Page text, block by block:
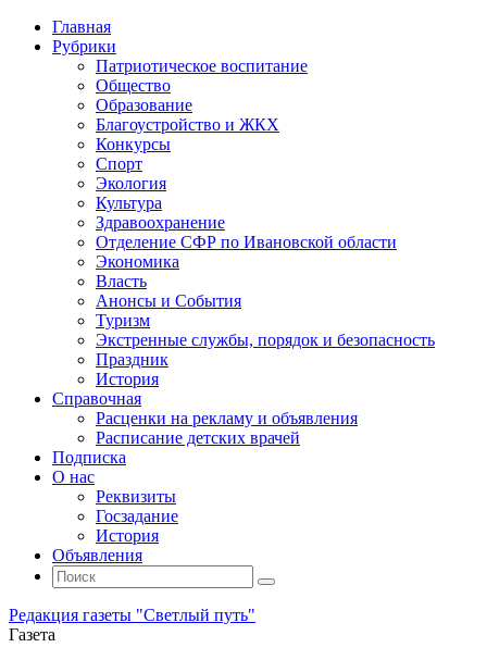
Главная
Рубрики
Патриотическое воспитание
Общество
Образование
Благоустройство и ЖКХ
Конкурсы
Спорт
Экология
Культура
Здравоохранение
Отделение СФР по Ивановской области
Экономика
Власть
Анонсы и События
Туризм
Экстренные службы, порядок и безопасность
Праздник
История
Справочная
Расценки на рекламу и объявления
Расписание детских врачей
Подписка
О нас
Реквизиты
Госзадание
История
Объявления
Поиск
Искать:
Поиск
Редакция газеты "Светлый путь"
Газета